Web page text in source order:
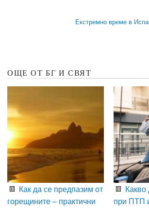
Екстремно време в
ОЩЕ ОТ БГ И СВЯТ
Как да се предпазим от
горещините – практични
Какво
при ПТП